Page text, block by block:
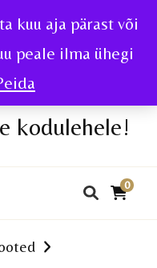
kuu aja pärast või
peale ilma ühegi
kodulehele!
0